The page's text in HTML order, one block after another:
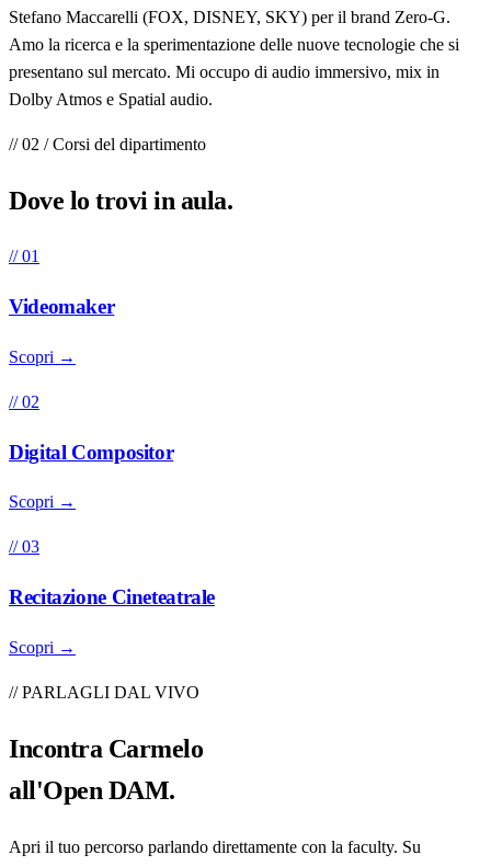
Stefano Maccarelli (FOX, DISNEY, SKY) per il brand Zero-G.
Amo la ricerca e la sperimentazione delle nuove tecnologie che si
presentano sul mercato. Mi occupo di audio immersivo, mix in
Dolby Atmos e Spatial audio.
// 02 / Corsi del dipartimento
Dove lo trovi in aula.
// 01
Videomaker
Scopri →
// 02
Digital Compositor
Scopri →
// 03
Recitazione Cineteatrale
Scopri →
// PARLAGLI DAL VIVO
Incontra Carmelo
all'Open DAM.
Apri il tuo percorso parlando direttamente con la faculty. Su